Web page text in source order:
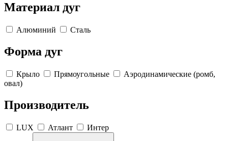
Материал дуг
Алюминий Сталь
Форма дуг
Крыло Прямоугольные
Аэродинамические (ромб,
овал)
Производитель
LUX Атлант Интер